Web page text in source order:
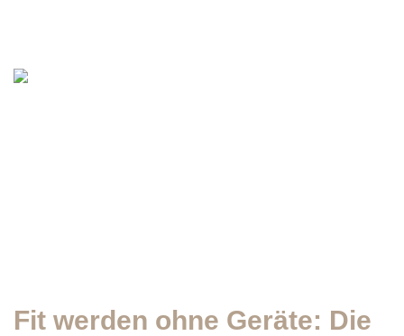
Fit werden ohne Geräte: Die